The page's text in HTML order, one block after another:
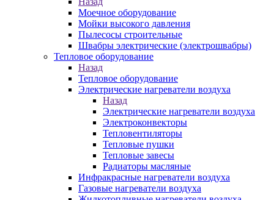
Моечное оборудование
Мойки высокого давления
Пылесосы строительные
Швабры электрические (электрошвабры)
Тепловое оборудование
Назад
Тепловое оборудование
Электрические нагреватели воздуха
Назад
Электрические нагреватели воздуха
Электроконвекторы
Тепловентиляторы
Тепловые пушки
Тепловые завесы
Радиаторы масляные
Инфракрасные нагреватели воздуха
Газовые нагреватели воздуха